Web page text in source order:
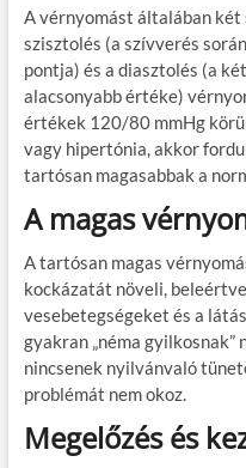
A vérnyomást általában két
szisztolés (a szívverés
pontja) és a diasztolés (a
alacsonyabb értéke)
értékek 120/80 mmHg
vagy hipertónia, akkor
tartósan magasabbak a
A magas
A tartósan magas
kockázatát növeli,
vesebetegségeket és a
gyakran „néma gyilkosnak”
nincsenek nyilvánvaló
problémát nem okoz.
Megelőzés és